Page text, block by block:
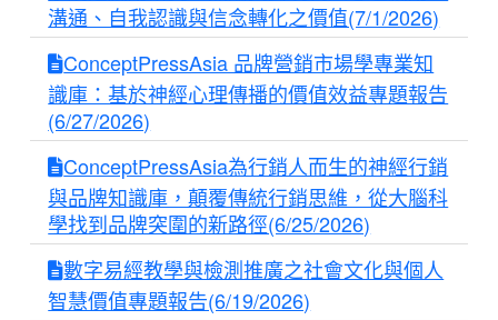
溝通、自我認識與信念轉化之價值(7/1/2026)
ConceptPressAsia 品牌營銷市場學專業知
識庫：基於神經心理傳播的價值效益專題報告
(6/27/2026)
ConceptPressAsia為行銷人而生的神經行銷
與品牌知識庫，顛覆傳統行銷思維，從大腦科
學找到品牌突圍的新路徑(6/25/2026)
數字易經教學與檢測推廣之社會文化與個人
智慧價值專題報告(6/19/2026)